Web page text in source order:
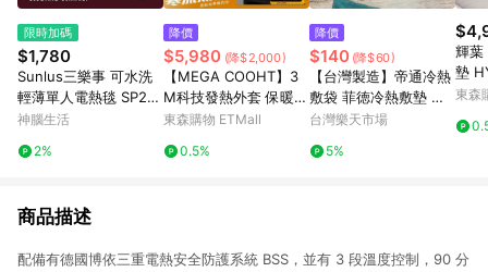
限時加碼
$1,780
Sunlus三樂事 可水洗
輕薄單人電熱毯 SP270
1OR
神腦生活
2%
降價
$5,980 (降$2,000)
【MEGA COOHT】3
M科技發熱外套 保暖外
套 電熱外套 男女共版
熱外套 暖暖包 加熱外
東森購物 ETMall
0.5%
降價
$140 (降$60)
【台灣製造】帝通冷熱
敷袋 菲徳冷熱敷墊 子
母型冷熱敷墊 冰敷袋
墊 熱敷墊 冷熱敷墊 冰
台灣樂天市場
5%
輝葉
墊
車
東森
商品描述
配備有德國博依三重電熱安全防護系統 BSS，並有 3 段溫度控制，90 分